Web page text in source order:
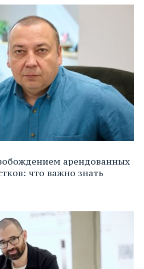
арендованных
что важно знать